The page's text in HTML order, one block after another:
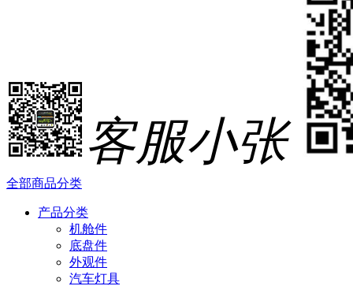
客服小张
全部商品分类
产品分类
机舱件
底盘件
外观件
汽车灯具